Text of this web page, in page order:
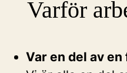
Varför
Var en del av